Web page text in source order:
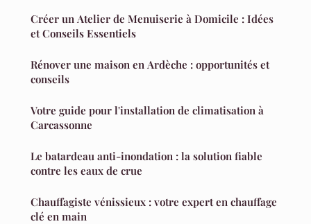
Créer un Atelier de Menuiserie à Domicile : Idées
et Conseils Essentiels
Rénover une maison en Ardèche : opportunités et
conseils
Votre guide pour l'installation de climatisation à
Carcassonne
Le batardeau anti-inondation : la solution fiable
contre les eaux de crue
Chauffagiste vénissieux : votre expert en chauffage
clé en main